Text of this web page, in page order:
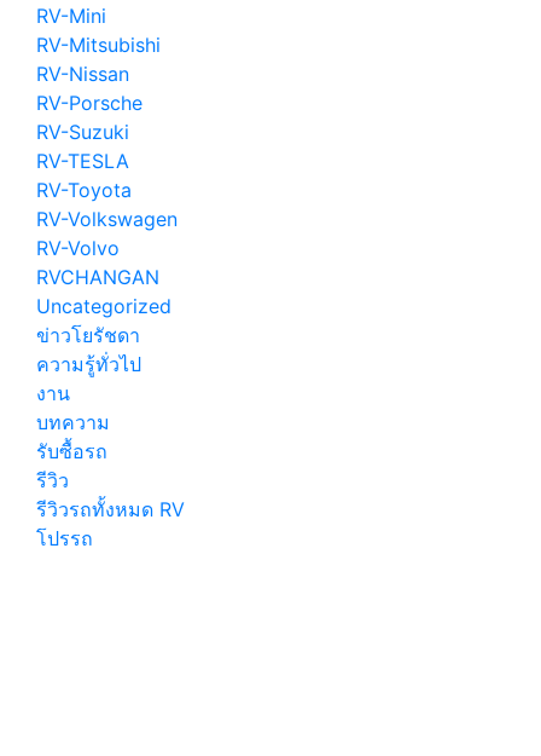
RV-Mini
RV-Mitsubishi
RV-Nissan
RV-Porsche
RV-Suzuki
RV-TESLA
RV-Toyota
RV-Volkswagen
RV-Volvo
RVCHANGAN
Uncategorized
ข่าวโยรัชดา
ความรู้ทั่วไป
งาน
บทความ
รับซื้อรถ
รีวิว
รีวิวรถทั้งหมด RV
โปรรถ